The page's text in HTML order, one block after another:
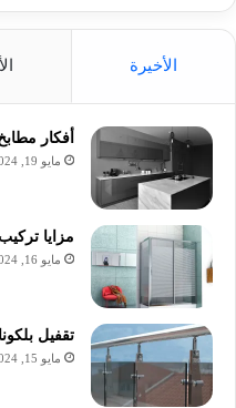
الأخيرة
أفكار
مايو 19, 2024
مزايا
مايو 16, 2024
تقفيل
مايو 15, 2024